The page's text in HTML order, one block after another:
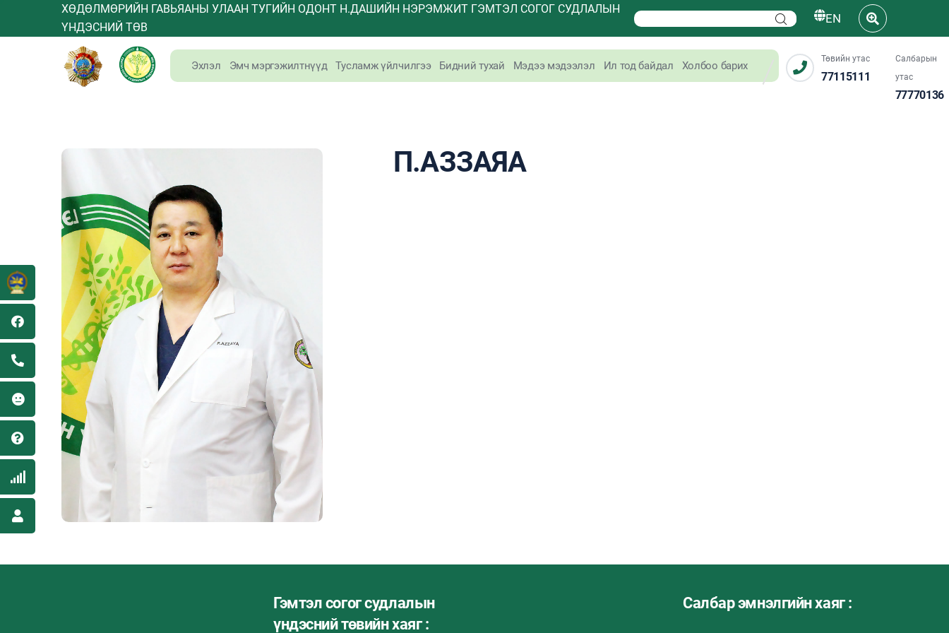
ХӨДӨЛМӨРИЙН ГАВЬЯАНЫ УЛААН ТУГИЙН ОДОНТ Н.ДАШИЙН НЭРЭМЖИТ ГЭМТЭЛ СОГОГ СУДЛАЛЫН
ҮНДЭСНИЙ ТӨВ
EN
Эхлэл Эмч мэргэжилтнүүд Тусламж үйлчилгээ Бидний тухай Мэдээ мэдээлэл Ил тод байдал Холбоо барих
Төвийн утас
77115111
Салбарын
утас
77770136
П.АЗЗАЯА
Гэмтэл согог судлалын
үндэсний төвийн хаяг :
Салбар эмнэлгийн хаяг :